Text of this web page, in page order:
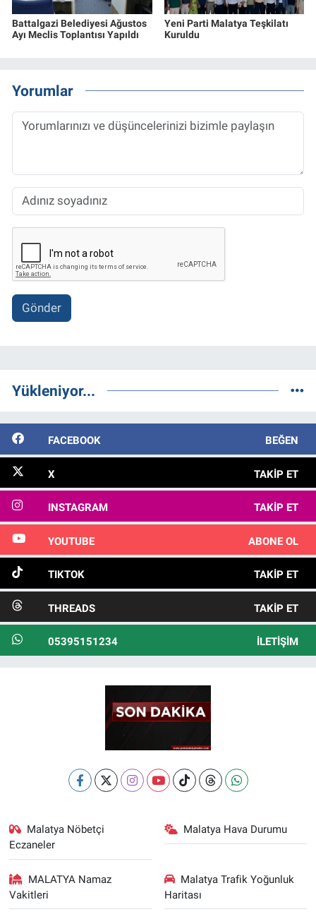
Battalgazi Belediyesi Ağustos
Ayı Meclis Toplantısı Yapıldı
Yeni Parti Malatya Teşkilatı
Kuruldu
Yorumlar
Gönder
Yükleniyor...
FACEBOOK BEĞEN
X TAKIP ET
INSTAGRAM TAKIP ET
YOUTUBE ABONE OL
TIKTOK TAKIP ET
THREADS TAKIP ET
05395151234 İLETIŞIM
Malatya Nöbetçi
Eczaneler
Malatya Hava Durumu
MALATYA Namaz
Vakitleri
Malatya Trafik Yoğunluk
Haritası